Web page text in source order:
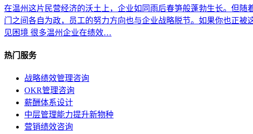
在温州这片民营经济的沃土上，企业如同雨后春笋般蓬勃生长。但
门之间各自为政，员工的努力方向也与企业战略脱节。如果你也正
见困境 很多温州企业在绩效…
热门服务
战略绩效管理咨询
OKR管理咨询
薪酬体系设计
中层管理能力提升新物种
营销绩效咨询